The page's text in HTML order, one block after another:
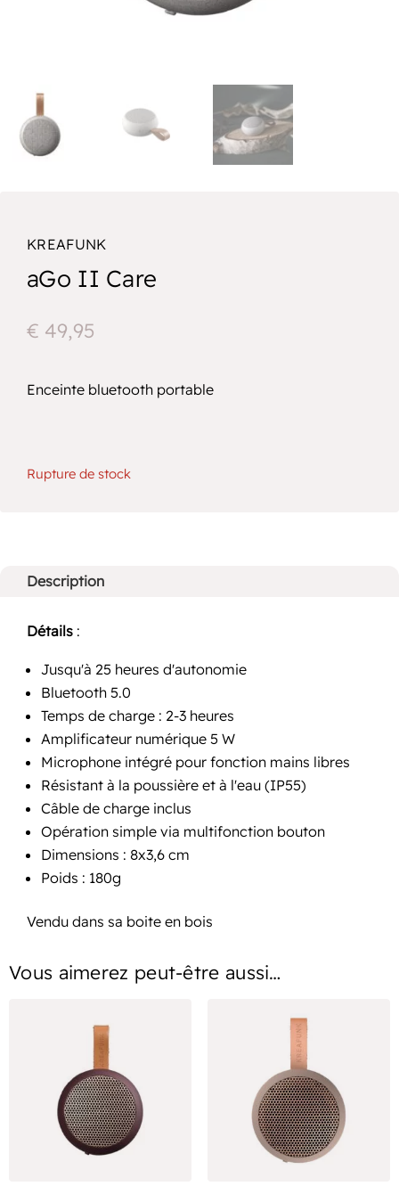
KREAFUNK
aGo II Care
€ 49,95
Enceinte bluetooth portable
Rupture de stock
Description
Détails :
Jusqu'à 25 heures d'autonomie
Bluetooth 5.0
Temps de charge : 2-3 heures
Amplificateur numérique 5 W
Microphone intégré pour fonction mains libres
Résistant à la poussière et à l'eau (IP55)
Câble de charge inclus
Opération simple via multifonction bouton
Dimensions : 8x3,6 cm
Poids : 180g
Vendu dans sa boite en bois
Vous aimerez peut-être aussi…